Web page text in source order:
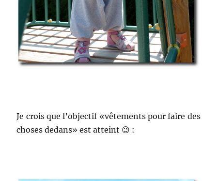
Je crois que l’objectif «vêtements pour faire des
choses dedans» est atteint 😉 :